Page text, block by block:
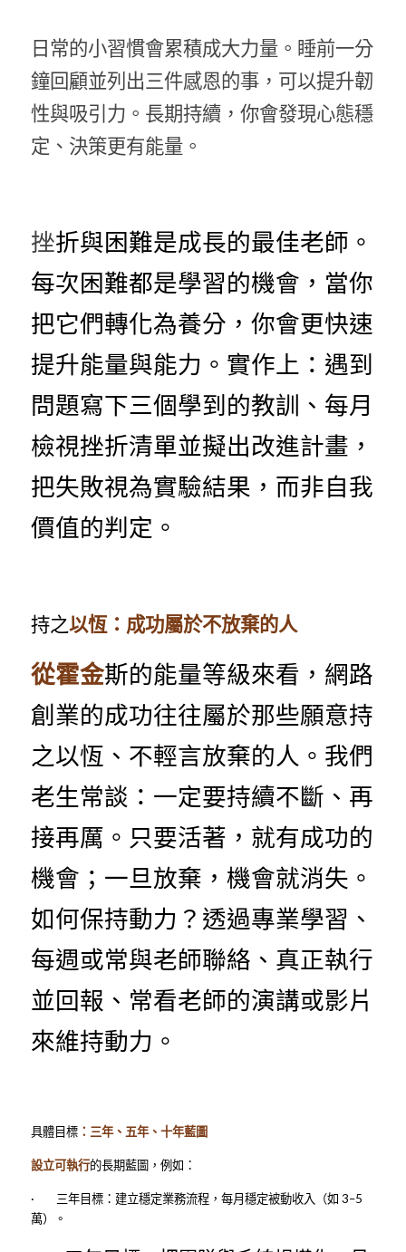
日常的小習慣會累積成大力量。睡前一分
鐘回顧並列出三件感恩的事，可以提升韌
性與吸引力。長期持續，你會發現心態穩
定、決策更有能量。
挫折與困難是成長的最佳老師。
每次困難都是學習的機會，當你
把它們轉化為養分，你會更快速
提升能量與能力。實作上：遇到
問題寫下三個學到的教訓、每月
檢視挫折清單並擬出改進計畫，
把失敗視為實驗結果，而非自我
價值的判定。
持之以恆：成功屬於不放棄的人
從霍金斯的能量等級來看，網路
創業的成功往往屬於那些願意持
之以恆、不輕言放棄的人。我們
老生常談：一定要持續不斷、再
接再厲。只要活著，就有成功的
機會；一旦放棄，機會就消失。
如何保持動力？透過專業學習、
每週或常與老師聯絡、真正執行
並回報、常看老師的演講或影片
來維持動力。
具體目標 ：三年、五年、十年藍圖
設立可執行的長期藍圖，例如：
·        三年目標：建立穩定業務流程，每月穩定被動收入（如 3–5
萬）。